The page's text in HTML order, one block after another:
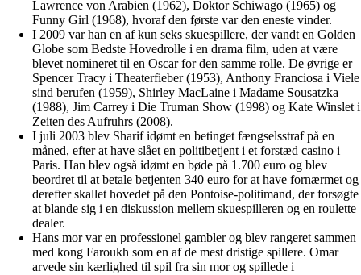
Lawrence von Arabien (1962), Doktor Schiwago (1965) og
Funny Girl (1968), hvoraf den første var den eneste vinder.
I 2009 var han en af kun seks skuespillere, der vandt en Golden
Globe som Bedste Hovedrolle i en drama film, uden at være
blevet nomineret til en Oscar for den samme rolle. De øvrige er
Spencer Tracy i Theaterfieber (1953), Anthony Franciosa i Viele
sind berufen (1959), Shirley MacLaine i Madame Sousatzka
(1988), Jim Carrey i Die Truman Show (1998) og Kate Winslet i
Zeiten des Aufruhrs (2008).
I juli 2003 blev Sharif idømt en betinget fængselsstraf på en
måned, efter at have slået en politibetjent i et forstæd casino i
Paris. Han blev også idømt en bøde på 1.700 euro og blev
beordret til at betale betjenten 340 euro for at have fornærmet og
derefter skallet hovedet på den Pontoise-politimand, der forsøgte
at blande sig i en diskussion mellem skuespilleren og en roulette
dealer.
Hans mor var en professionel gambler og blev rangeret sammen
med kong Faroukh som en af de mest dristige spillere. Omar
arvede sin kærlighed til spil fra sin mor og spillede i